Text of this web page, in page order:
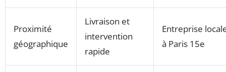
Proximité
géographique
Livraison et
intervention
rapide
Entreprise
à Paris 15e